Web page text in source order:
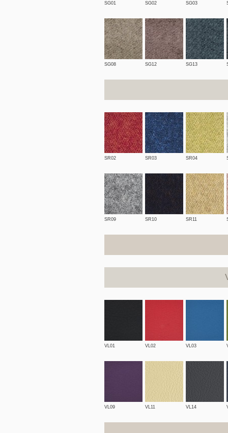
SG01 SG02 SG03
SG08 SG12 SG13
SR02 SR03 SR04
SR09 SR10 SR11
VL01 VL02 VL03
VL09 VL11 VL14